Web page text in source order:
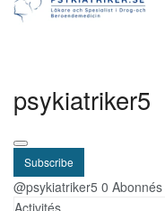
psykiatriker5
Subscribe
@psykiatriker5 0 Abonnés